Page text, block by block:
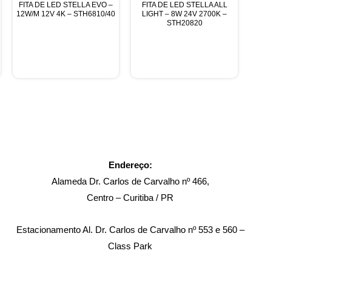
FITA DE LED STELLA EVO –
12W/M 12V 4K – STH6810/40
FITA DE LED STELLA ALL
LIGHT – 8W 24V 2700K –
STH20820
Endereço:
Alameda Dr. Carlos de Carvalho nº 466,
Centro – Curitiba / PR
Estacionamento Al. Dr. Carlos de Carvalho nº 553 e 560 –
Class Park